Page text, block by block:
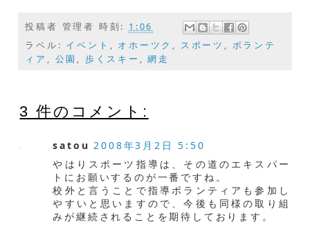
投稿者 管理者 時刻: 1:06
ラベル: イベント , オホーツク , スポーツ , ボランテ
ィア , 公園 , 歩くスキー ,網走
3 件のコメント:
satou 2008年3月2日 5:50
やはりスポーツ指導は、その道のエキスパー
トにお願いするのが一番ですね。
校外と言うことで指導ボランティアも参加し
やすいと思いますので、今後も同様の取り組
みが継続されることを期待しております。